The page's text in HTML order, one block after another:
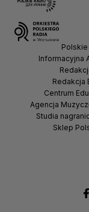
Polskie
Informacyjna
Redakcja
Centrum
Agencja
Studia
Sklep